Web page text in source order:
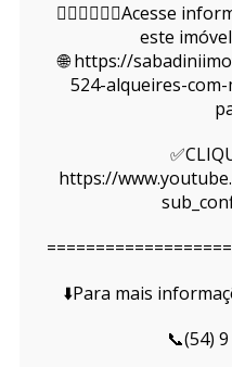
👇🏻👇🏻👇🏻Acesse
este
🌐 https://
524-alqueires-
https://
⬇️Para mais
📞(54)